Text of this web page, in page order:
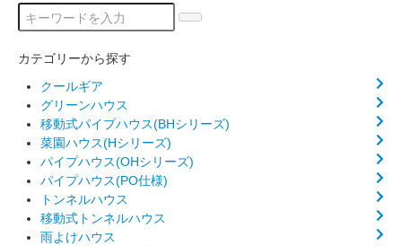
カテゴリーから探す
クールギア
グリーンハウス
移動式パイプハウス(BHシリーズ)
菜園ハウス(Hシリーズ)
パイプハウス(OHシリーズ)
パイプハウス(PO仕様)
トンネルハウス
移動式トンネルハウス
雨よけハウス